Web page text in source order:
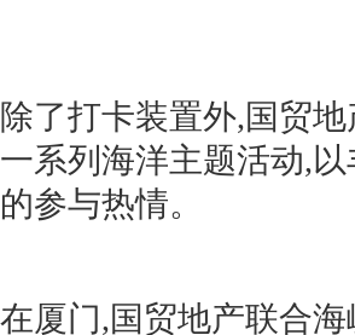
除了打卡装置外,国贸
一系列海洋主题活动,
的参与热情。
在厦门,国贸地产联合